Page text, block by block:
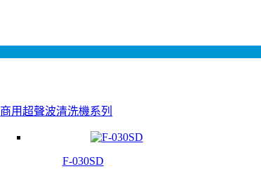
商用超聲波清洗機系列
F-030SD